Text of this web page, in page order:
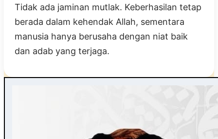
Tidak ada jaminan mutlak. Keberhasilan tetap
berada dalam kehendak Allah, sementara
manusia hanya berusaha dengan niat baik
dan adab yang terjaga.